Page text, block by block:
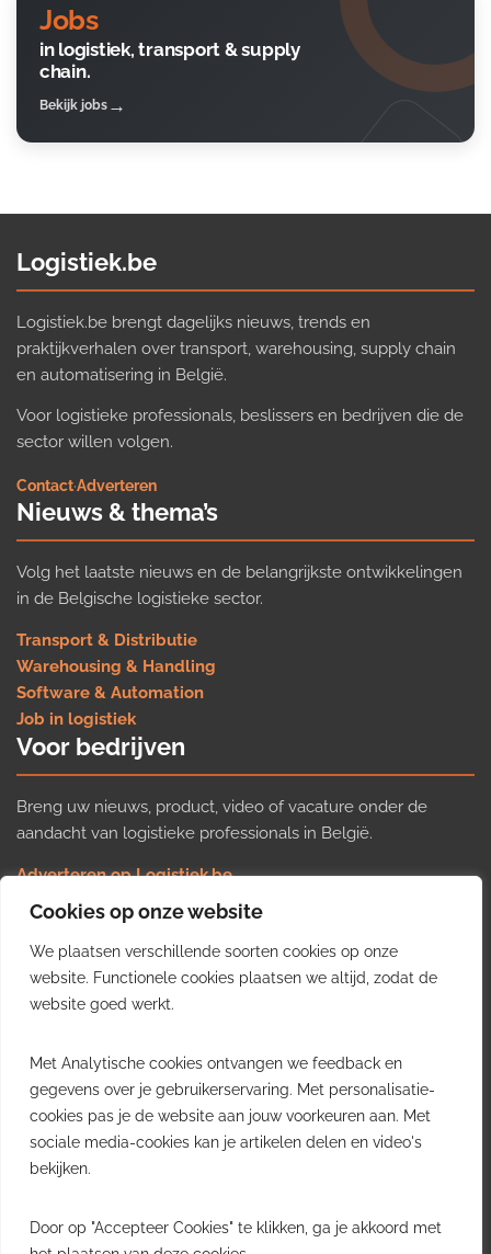
Cookies op onze website
We plaatsen verschillende soorten cookies op onze
website. Functionele cookies plaatsen we altijd, zodat de
website goed werkt.
Met Analytische cookies ontvangen we feedback en
gegevens over je gebruikerservaring. Met personalisatie-
cookies pas je de website aan jouw voorkeuren aan. Met
sociale media-cookies kan je artikelen delen en video's
bekijken.
Door op "Accepteer Cookies" te klikken, ga je akkoord met
Jobs
in logistiek, transport & supply
chain.
Bekijk jobs
Logistiek.be
Logistiek.be brengt dagelijks nieuws, trends en
praktijkverhalen over transport, warehousing, supply chain
en automatisering in België.
Voor logistieke professionals, beslissers en bedrijven die de
sector willen volgen.
Contact·Adverteren
Nieuws & thema’s
Volg het laatste nieuws en de belangrijkste ontwikkelingen
in de Belgische logistieke sector.
Transport & Distributie
Warehousing & Handling
Software & Automation
Job in logistiek
Voor bedrijven
Breng uw nieuws, product, video of vacature onder de
aandacht van logistieke professionals in België.
Adverteren op Logistiek.be
Nieuws insturen
Uw video op Logistiek.TV
Job plaatsen
Gratis wekelijkse update
inzichten uit de Belgische logistieke sector in uw inbox.
Ontvang je gratis
wekelijkse update